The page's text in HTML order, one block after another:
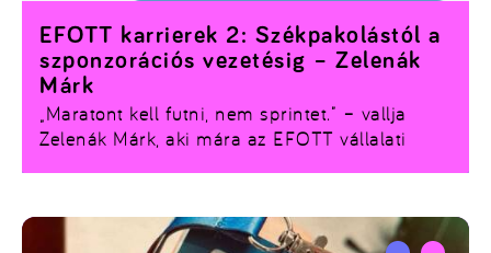
„Maratont kell futni, nem sprintet.” – vallja
Zelenák Márk, aki mára az EFOTT vállalati
egyetemi lelkesedésből indult, ami az évek
során egy teljes értékű karrierré nőtte ki
EFOTT karrierek 2: Székpakolástól a
szponzorációs vezetésig – Zelenák
Márk